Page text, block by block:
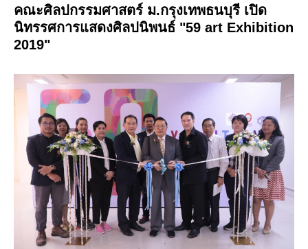
คณะศิลปกรรมศาสตร์ ม.กรุงเทพธนบุรี เปิด
นิทรรศการแสดงศิลปนิพนธ์ "59 art Exhibition
2019"